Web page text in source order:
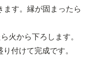
ます。縁が固まったら
火から下ろします。
付けて完成です。